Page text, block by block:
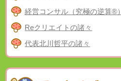
経営コンサル（究極の逆算®）
Reクリエイトの諸々
代表北川哲平の諸々